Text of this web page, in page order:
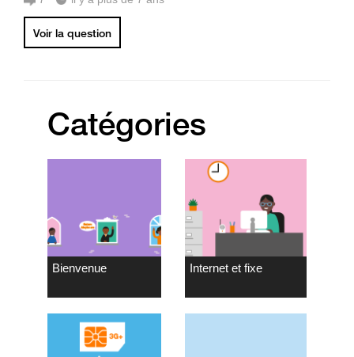
Voir la question
Catégories
Bienvenue Internet et fixe